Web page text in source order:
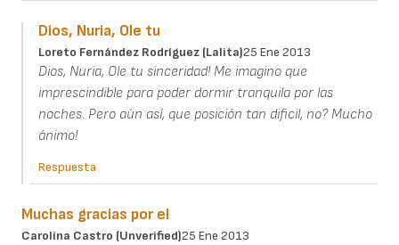
Dios, Nuria, Ole tu
Loreto Fernández Rodríguez (Lalita)25 Ene 2013
Dios, Nuria, Ole tu sinceridad! Me imagino que
imprescindible para poder dormir tranquila por las
noches. Pero aún así, que posición tan dificil, no? Mucho
ánimo!
Respuesta
Muchas gracias por el
Carolina Castro (unverified)25 Ene 2013